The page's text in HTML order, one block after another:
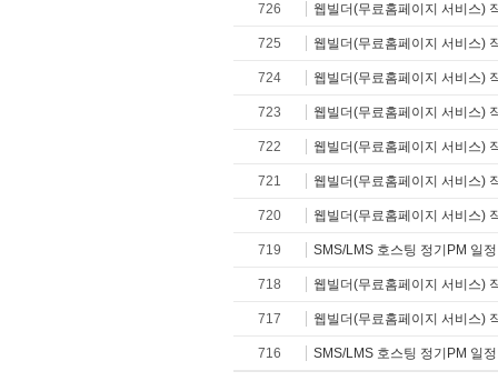
726 웹빌더(무료홈페이지 서비스)
725 웹빌더(무료홈페이지 서비스)
724 웹빌더(무료홈페이지 서비스)
723 웹빌더(무료홈페이지 서비스)
722 웹빌더(무료홈페이지 서비스)
721 웹빌더(무료홈페이지 서비스)
720 웹빌더(무료홈페이지 서비스)
719 SMS/LMS 호스팅 정기PM 일
718 웹빌더(무료홈페이지 서비스)
717 웹빌더(무료홈페이지 서비스)
716 SMS/LMS 호스팅 정기PM 일